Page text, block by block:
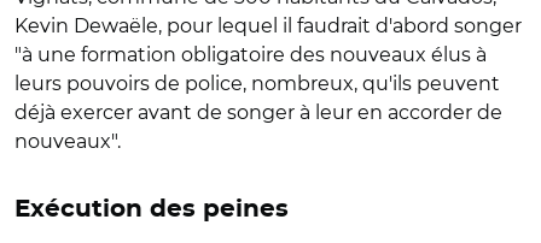
Kevin Dewaële, pour lequel il faudrait d'abord songer
"à une formation obligatoire des nouveaux élus à
leurs pouvoirs de police, nombreux, qu'ils peuvent
déjà exercer avant de songer à leur en accorder de
nouveaux".
Exécution des peines